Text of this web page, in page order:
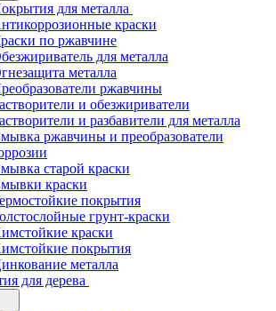
для металла
краски
по ржавчине
для металла
металла
ржавчины
и обезжириватели
и разбавители для металла
ржавчины и преобразователи
старой краски
краски
покрытия
грунт-краски
краски
покрытия
металла
для дерева